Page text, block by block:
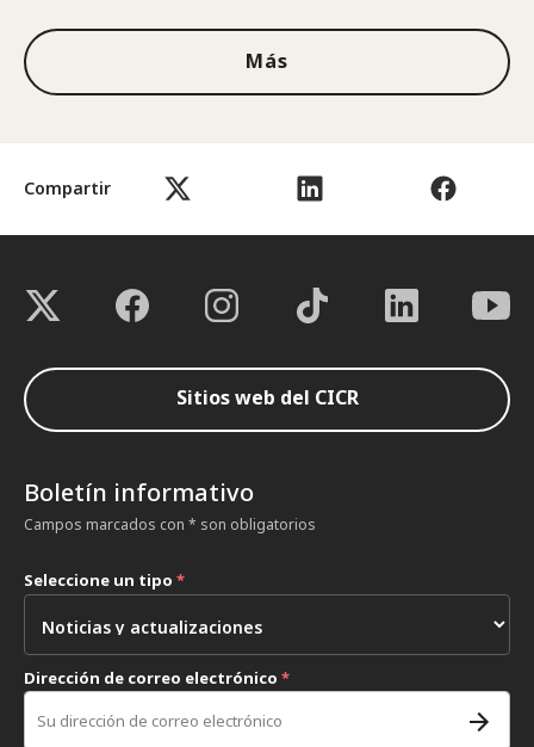
Compartir
Más
Sitios web del CICR
Boletín informativo
Campos marcados con * son obligatorios
Seleccione un tipo *
Dirección de correo electrónico *